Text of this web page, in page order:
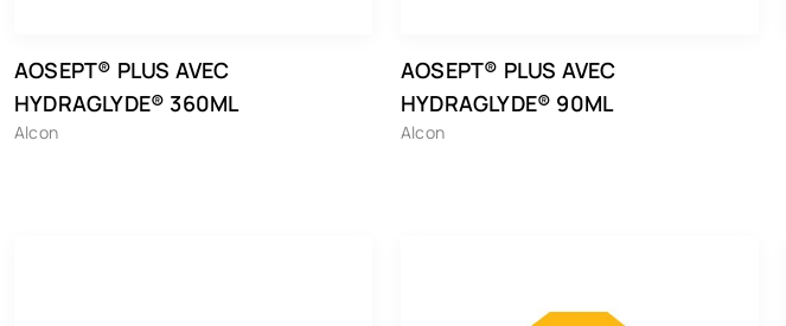
AOSEPT® PLUS AVEC
HYDRAGLYDE® 360ML
Alcon
AOSEPT® PLUS AVEC
HYDRAGLYDE® 90ML
Alcon